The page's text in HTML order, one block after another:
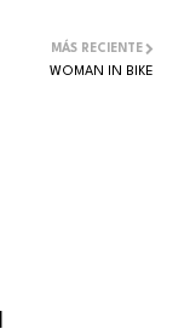
MÁS RECIENTE
WOMAN IN BIKE